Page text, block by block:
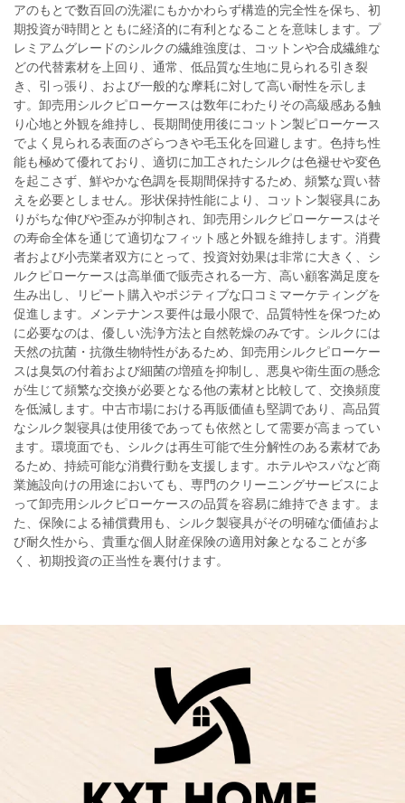
アのもとで数百回の洗濯にもかかわらず構造的完全性を保ち、初
期投資が時間とともに経済的に有利となることを意味します。プ
レミアムグレードのシルクの繊維強度は、コットンや合成繊維な
どの代替素材を上回り、通常、低品質な生地に見られる引き裂
き、引っ張り、および一般的な摩耗に対して高い耐性を示しま
す。卸売用シルクピローケースは数年にわたりその高級感ある触
り心地と外観を維持し、長期間使用後にコットン製ピローケース
でよく見られる表面のざらつきや毛玉化を回避します。色持ち性
能も極めて優れており、適切に加工されたシルクは色褪せや変色
を起こさず、鮮やかな色調を長期間保持するため、頻繁な買い替
えを必要としません。形状保持性能により、コットン製寝具にあ
りがちな伸びや歪みが抑制され、卸売用シルクピローケースはそ
の寿命全体を通じて適切なフィット感と外観を維持します。消費
者および小売業者双方にとって、投資対効果は非常に大きく、シ
ルクピローケースは高単価で販売される一方、高い顧客満足度を
生み出し、リピート購入やポジティブな口コミマーケティングを
促進します。メンテナンス要件は最小限で、品質特性を保つため
に必要なのは、優しい洗浄方法と自然乾燥のみです。シルクには
天然の抗菌・抗微生物特性があるため、卸売用シルクピローケー
スは臭気の付着および細菌の増殖を抑制し、悪臭や衛生面の懸念
が生じて頻繁な交換が必要となる他の素材と比較して、交換頻度
を低減します。中古市場における再販価値も堅調であり、高品質
なシルク製寝具は使用後であっても依然として需要が高まってい
ます。環境面でも、シルクは再生可能で生分解性のある素材であ
るため、持続可能な消費行動を支援します。ホテルやスパなど商
業施設向けの用途においても、専門のクリーニングサービスによ
って卸売用シルクピローケースの品質を容易に維持できます。ま
た、保険による補償費用も、シルク製寝具がその明確な価値およ
び耐久性から、貴重な個人財産保険の適用対象となることが多
く、初期投資の正当性を裏付けます。